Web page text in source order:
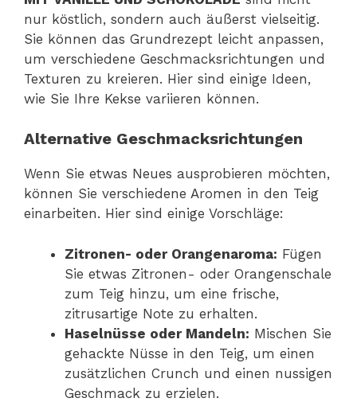
nur köstlich, sondern auch äußerst vielseitig.
Sie können das Grundrezept leicht anpassen,
um verschiedene Geschmacksrichtungen und
Texturen zu kreieren. Hier sind einige Ideen,
wie Sie Ihre Kekse variieren können.
Alternative Geschmacksrichtungen
Wenn Sie etwas Neues ausprobieren möchten,
können Sie verschiedene Aromen in den Teig
einarbeiten. Hier sind einige Vorschläge:
Zitronen- oder Orangenaroma: Fügen
Sie etwas Zitronen- oder Orangenschale
zum Teig hinzu, um eine frische,
zitrusartige Note zu erhalten.
Haselnüsse oder Mandeln: Mischen Sie
gehackte Nüsse in den Teig, um einen
zusätzlichen Crunch und einen nussigen
Geschmack zu erzielen.